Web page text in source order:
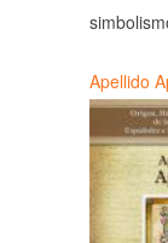
Apellido